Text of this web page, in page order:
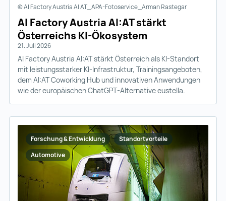
© AI Factory Austria AI AT_APA-Fotoservice_Arman Rastegar
AI Factory Austria AI:AT stärkt
Österreichs KI-Ökosystem
21. Juli 2026
AI Factory Austria AI:AT stärkt Österreich als KI-Standort
mit leistungsstarker KI-Infrastruktur, Trainingsangeboten,
dem AI:AT Coworking Hub und innovativen Anwendungen
wie der europäischen ChatGPT-Alternative eustella.
Forschung & Entwicklung
Standortvorteile
Automotive